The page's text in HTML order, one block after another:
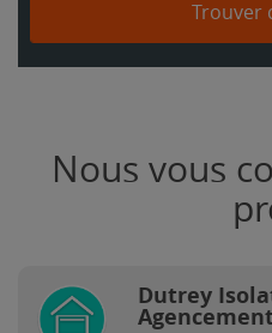
Trouver
Nous vous
Dutrey
Agencement